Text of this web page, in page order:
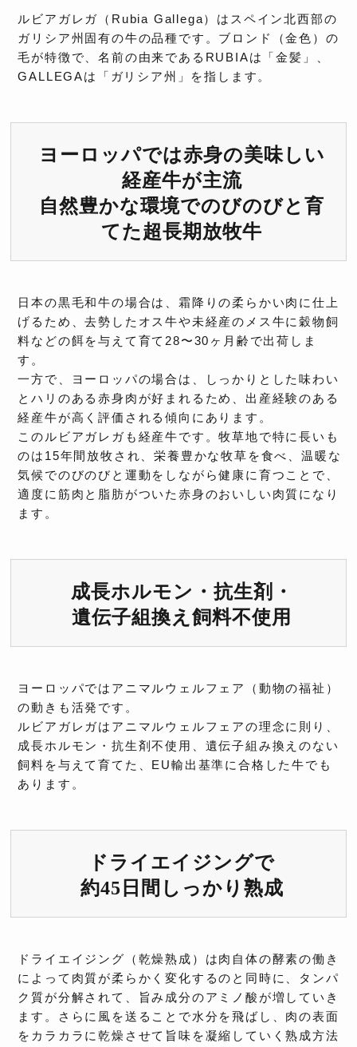
ルビアガレガ（Rubia Gallega）はスペイン北西部の
ガリシア州固有の牛の品種です。ブロンド（金色）の
毛が特徴で、名前の由来であるRUBIAは「金髪」、
GALLEGAは「ガリシア州」を指します。
ヨーロッパでは赤身の美味しい
経産牛が主流
自然豊かな環境でのびのびと育
てた超長期放牧牛
日本の黒毛和牛の場合は、霜降りの柔らかい肉に仕上
げるため、去勢したオス牛や未経産のメス牛に穀物飼
料などの餌を与えて育て28〜30ヶ月齢で出荷しま
す。
一方で、ヨーロッパの場合は、しっかりとした味わい
とハリのある赤身肉が好まれるため、出産経験のある
経産牛が高く評価される傾向にあります。
このルビアガレガも経産牛です。牧草地で特に長いも
のは15年間放牧され、栄養豊かな牧草を食べ、温暖な
気候でのびのびと運動をしながら健康に育つことで、
適度に筋肉と脂肪がついた赤身のおいしい肉質になり
ます。
成長ホルモン・抗生剤・
遺伝子組換え飼料不使用
ヨーロッパではアニマルウェルフェア（動物の福祉）
の動きも活発です。
ルビアガレガはアニマルウェルフェアの理念に則り、
成長ホルモン・抗生剤不使用、遺伝子組み換えのない
飼料を与えて育てた、EU輸出基準に合格した牛でも
あります。
ドライエイジングで
約45日間しっかり熟成
ドライエイジング（乾燥熟成）は肉自体の酵素の働き
によって肉質が柔らかく変化するのと同時に、タンパ
ク質が分解されて、旨み成分のアミノ酸が増していき
ます。さらに風を送ることで水分を飛ばし、肉の表面
をカラカラに乾燥させて旨味を凝縮していく熟成方法